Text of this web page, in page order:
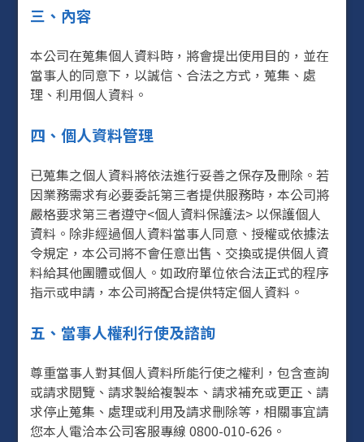
三、內容
本公司在蒐集個人資料時，將會提出使用目的，並在
當事人的同意下，以誠信、合法之方式，蒐集、處
理、利用個人資料。
四、個人資料管理
已蒐集之個人資料將依法進行妥善之保存及刪除。若
因業務需求有必要委託第三者提供服務時，本公司將
嚴格要求第三者遵守<個人資料保護法> 以保護個人
資料。除非經過個人資料當事人同意、授權或依據法
令規定，本公司將不會任意出售、交換或提供個人資
料給其他團體或個人。如政府單位依合法正式的程序
指示或申請，本公司將配合提供特定個人資料。
五、當事人權利行使及諮詢
尊重當事人對其個人資料所能行使之權利，包含查詢
或請求閱覽、請求製給複製本、請求補充或更正、請
求停止蒐集、處理或利用及請求刪除等，相關事宜請
您本人電洽本公司客服專線 0800-010-626。